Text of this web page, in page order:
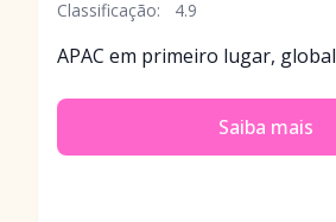
Classificação: 4.9
APAC em primeiro lugar, global
Saiba mais